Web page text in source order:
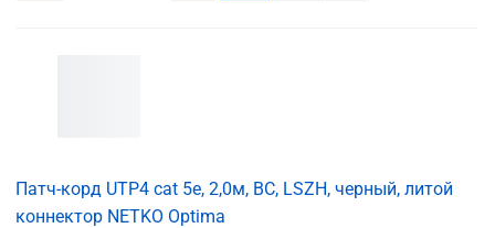
Патч-корд UTP4 cat 5e, 2,0м, ВС, LSZH, черный, литой
коннектор NETKO Optima